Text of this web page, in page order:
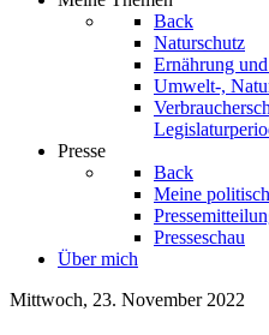
Back
Naturschutz
Ernährung
Umwelt-,
Presse
Back
Meine
Presseschau
Über mich
Mittwoch, 23. November 2022